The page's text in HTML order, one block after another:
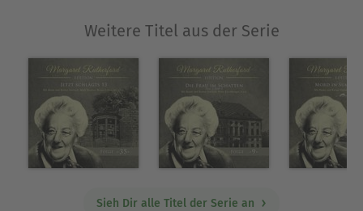
Weitere Titel aus der Serie
Sieh Dir alle Titel der Serie an